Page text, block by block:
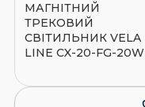
МАГНІТНИЙ
ТРЕКОВИЙ
СВІТИЛЬНИК VELA
LINE CX-20-FG-20W